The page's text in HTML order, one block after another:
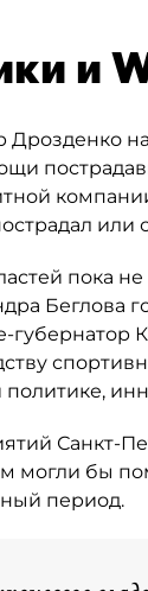
и
Дрозденко
или
пока
Беглова
Санкт-
могли бы
период.